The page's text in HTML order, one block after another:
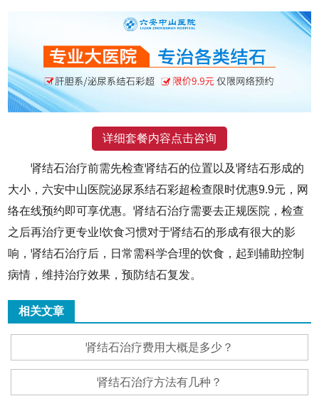
详细套餐内容点击咨询
肾结石治疗前需先检查肾结石的位置以及肾结石形成的
大小，六安中山医院泌尿系结石彩超检查限时优惠9.9元，网
络在线预约即可享优惠。肾结石治疗需要去正规医院，检查
之后再治疗更专业!饮食习惯对于肾结石的形成有很大的影
响，肾结石治疗后，日常需科学合理的饮食，起到辅助控制
病情，维持治疗效果，预防结石复发。
相关文章
肾结石治疗费用大概是多少？
肾结石治疗方法有几种？